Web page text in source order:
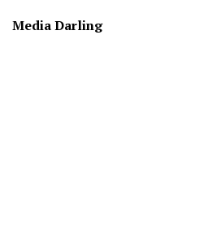
Media Darling